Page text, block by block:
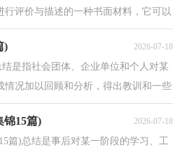
行评价与描述的一种书面材料，它可以
的规律，让我们来为...
) 2026-07-18
是指社会团体、企业单位和个人对某
情况加以回顾和分析，得出教训和一些
它可以明确下一步的...
锦15篇) 2026-07-18
篇)总结是事后对某一阶段的学习、工